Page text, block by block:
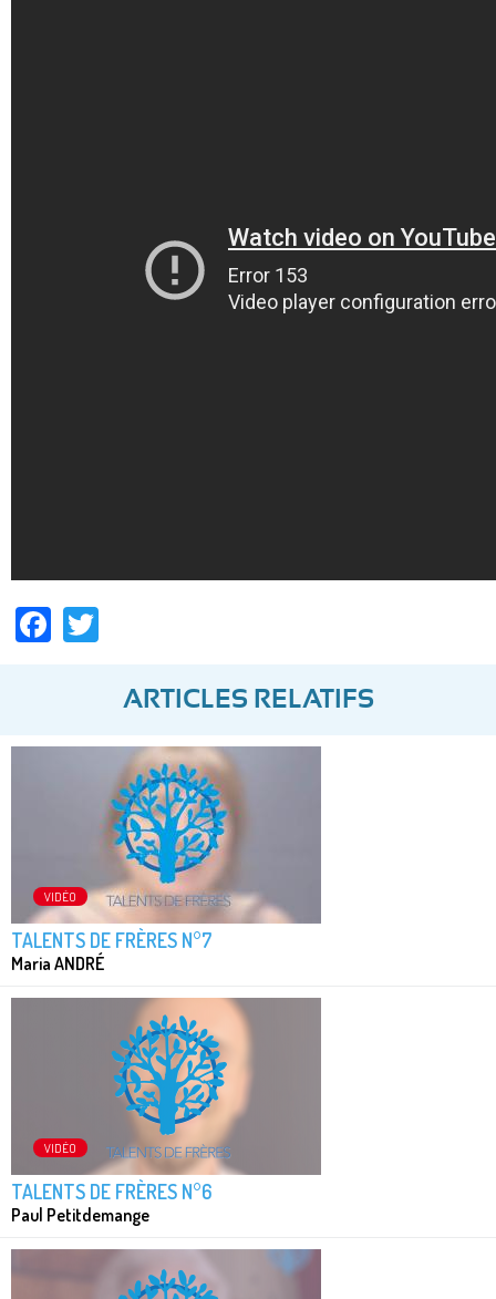
Facebook
ARTICLES RELATIFS
VIDÉO
TALENTS DE FRÈRES N°7
Maria ANDRÉ
VIDÉO
TALENTS DE FRÈRES N°6
Paul Petitdemange